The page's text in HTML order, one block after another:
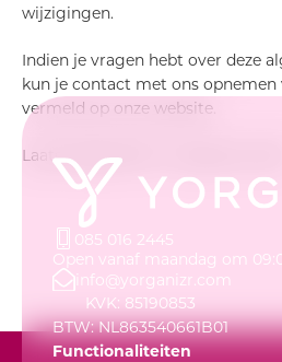
wijzigingen.
Indien je vragen hebt over deze
kun je contact met ons
vermeld op onze website.
Laatst bijgewerkt: 9 augustus 2023
085 016 2445
Open vanaf maandag om
info@yorganizr.com
KVK: 85190853
BTW: NL863540661B01
Functionaliteiten